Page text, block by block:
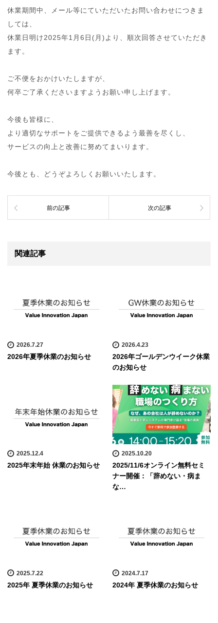
休業期間中、メール等にていただいたお問い合わせにつきま
しては、
休業日明け2025年1月6日(月)より、順次回答させていただき
ます。
ご不便をおかけいたしますが、
何卒ご了承くださいますようお願い申し上げます。
今後も皆様に、
より適切なサポートをご提供できるよう最善を尽くし、
サービスの向上と改善に努めてまいります。
今後とも、どうぞよろしくお願いいたします。
前の記事 次の記事
関連記事
2026.7.27
2026年夏季休業のお知らせ
2026.4.23
2026年ゴールデンウイーク休業
のお知らせ
2025.12.4
2025年末年始 休業のお知らせ
2025.10.20
2025/11/6オンライン無料セミ
ナー開催：「辞めない・病ま
な…
2025.7.22
2025年 夏季休業のお知らせ
2024.7.17
2024年 夏季休業のお知らせ